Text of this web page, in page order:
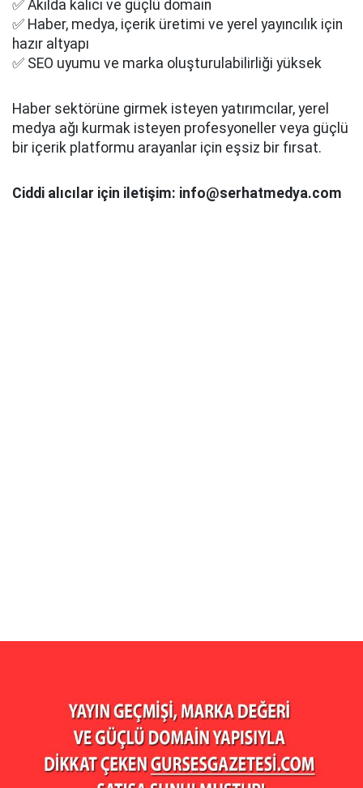
✅ Akılda kalıcı ve güçlü domain
✅ Haber, medya, içerik üretimi ve yerel yayıncılık için
hazır altyapı
✅ SEO uyumu ve marka oluşturulabilirliği yüksek
Haber sektörüne girmek isteyen yatırımcılar, yerel
medya ağı kurmak isteyen profesyoneller veya güçlü
bir içerik platformu arayanlar için eşsiz bir fırsat.
Ciddi alıcılar için iletişim: info@serhatmedya.com